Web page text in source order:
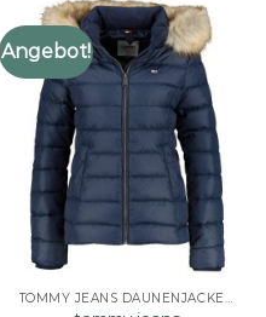
Angebot!
TOMMY JEANS DAUNENJACKE DAMEN